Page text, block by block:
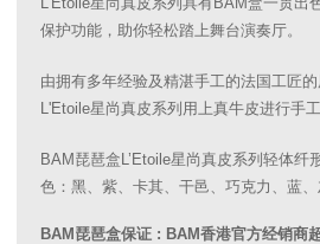
保护功能，助你轻松踏上舞台演奏厅。
由拥有多年经验及精湛手工的法国工匠
L'Etoile星尚真皮系列用上真牛皮进行手工
BAM琵琶盒L’Etoile星尚真皮系列轻体纤
色：黑、紫、卡其、干邑、巧克力、蓝、
BAM琵琶盒保证 : BAM香港官方经销商